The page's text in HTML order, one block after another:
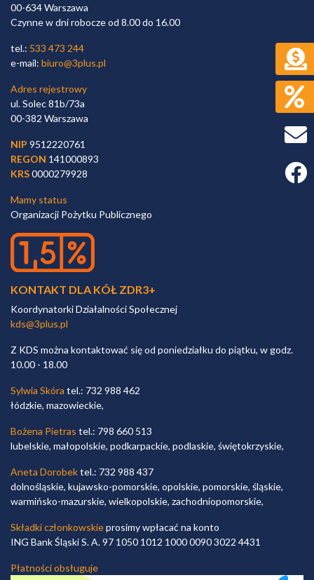
00-634 Warszawa
Czynne w dni robocze od 8.00 do 16.00
tel.: 533 473 244
e-mail: biuro@3plus.pl
Adres rejestrowy
ul. Solec 81b/73a
00-382 Warszawa
NIP 9512220761
REGON 141000893
KRS0000279928
Mamy status
Organizacji Pożytku Publicznego
KONTAKT DLA KÓŁ ZDR3+
Koordynatorki Działalności Społecznej
kds@3plus.pl
Z KDS można kontaktować się od poniedziałku do piątku, w godz.
10.00 - 18.00
Sylwia Skóra tel.: 732 988 462
łódzkie, mazowieckie,
Bożena Pietras tel.: 798 660 513
lubelskie, małopolskie, podkarpackie, podlaskie, świętokrzyskie,
Aneta Dorobektel.: 732 988 437
dolnośląskie, kujawsko-pomorskie, opolskie, pomorskie, śląskie,
warmińsko-mazurskie, wielkopolskie, zachodniopomorskie,
Składki członkowskieprosimy wpłacać na konto
ING Bank Śląski S. A. 97 1050 1012 1000 0090 3022 4431
Płatności obsługuje